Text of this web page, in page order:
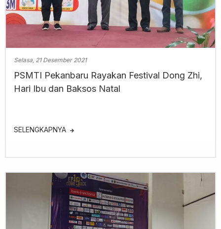
Selasa, 21 Desember 2021
PSMTI Pekanbaru Rayakan Festival Dong Zhi,
Hari Ibu dan Baksos Natal
SELENGKAPNYA